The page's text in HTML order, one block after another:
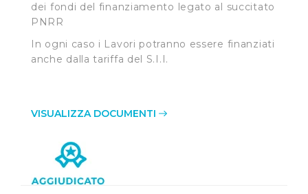
dei fondi del finanziamento legato al succitato
PNRR
In ogni caso i Lavori potranno essere finanziati
anche dalla tariffa del S.I.I.
VISUALIZZA DOCUMENTI